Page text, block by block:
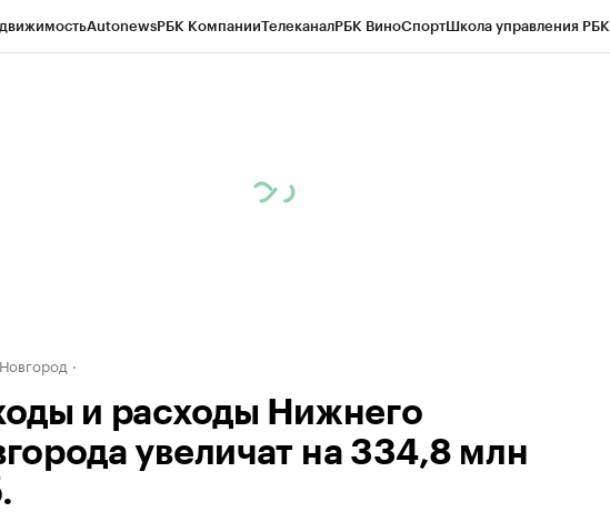
AutonewsРБК КомпанииТелеканалРБК ВиноСпортШкола управления РБК
и расходы Нижнего
увеличат на 334,8 млн